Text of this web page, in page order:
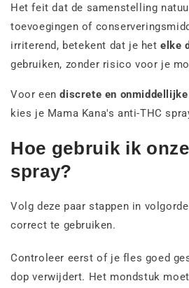
Het feit dat de samenstelling
toevoegingen of
irriterend, betekent dat je het elke
gebruiken, zonder risico voor je
Voor een discrete en
kies je Mama Kana's anti-THC
Hoe gebruik ik
spray?
Volg deze paar stappen in
correct te gebruiken.
Controleer eerst of je fles goed
dop verwijdert. Het mondstuk